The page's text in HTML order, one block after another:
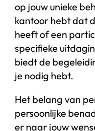
op jouw unieke
kantoor hebt dat
heeft of een
specifieke
biedt de
je nodig hebt.
Het belang van
persoonlijke
er naar jouw